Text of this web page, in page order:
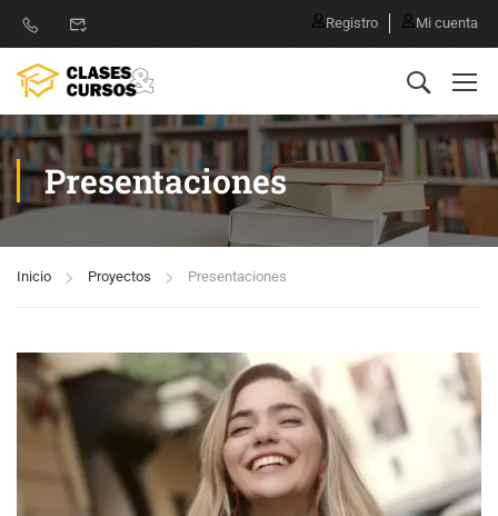
Registro Mi cuenta
Presentaciones
Inicio Proyectos Presentaciones